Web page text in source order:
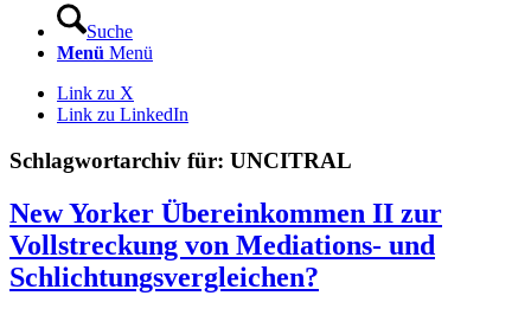
Suche
Menü Menü
Link zu X
Link zu LinkedIn
Schlagwortarchiv für: UNCITRAL
New Yorker Übereinkommen II zur
Vollstreckung von Mediations- und
Schlichtungsvergleichen?